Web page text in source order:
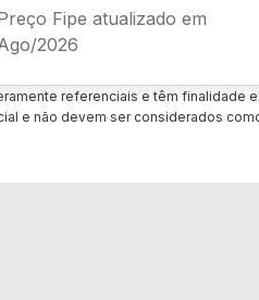
Fipe atualizado em
2026
referenciais e têm finalidade
e não devem ser considerados